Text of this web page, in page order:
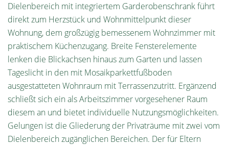
Dielenbereich mit integriertem Garderobenschrank führt
direkt zum Herzstück und Wohnmittelpunkt dieser
Wohnung, dem großzügig bemessenem Wohnzimmer mit
praktischem Küchenzugang. Breite Fensterelemente
lenken die Blickachsen hinaus zum Garten und lassen
Tageslicht in den mit Mosaikparkettfußboden
ausgestatteten Wohnraum mit Terrassenzutritt. Ergänzend
schließt sich ein als Arbeitszimmer vorgesehener Raum
diesem an und bietet individuelle Nutzungsmöglichkeiten.
Gelungen ist die Gliederung der Privaträume mit zwei vom
Dielenbereich zugänglichen Bereichen. Der für Eltern